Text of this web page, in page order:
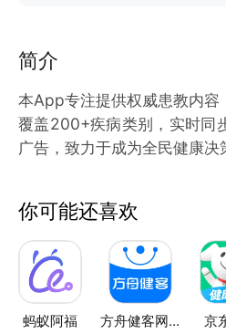
简介
本App专注提供权威患教内容
覆盖200+疾病类别，实时同
广告，致力于成为全民健康决
你可能还喜欢
蚂蚁阿福 方舟健客网上药店 京